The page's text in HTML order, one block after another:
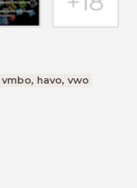
vmbo, havo, vwo